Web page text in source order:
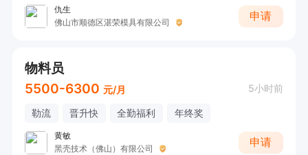
仇生
佛山市顺德区湛荣模具有限公司
申请
物料员
5500-6300 元/月 5小时前
勒流 晋升快 全勤福利 年终奖
黄敏
黑壳技术（佛山）有限公司
申请